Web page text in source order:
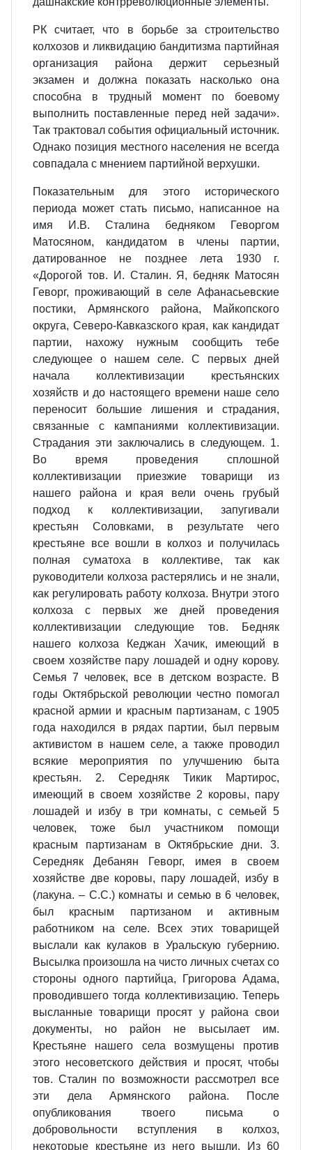
РК считает, что в борьбе за строительство
колхозов и ликвидацию бандитизма партийная
организация района держит серьезный
экзамен и должна показать насколько она
способна в трудный момент по боевому
выполнить поставленные перед ней задачи».
Так трактовал события официальный источник.
Однако позиция местного населения не всегда
совпадала с мнением партийной верхушки.
Показательным для этого исторического
периода может стать письмо, написанное на
имя И.В. Сталина бедняком Геворгом
Матосяном, кандидатом в члены партии,
датированное не позднее лета 1930 г.
«Дорогой тов. И. Сталин. Я, бедняк Матосян
Геворг, проживающий в селе Афанасьевские
постики, Армянского района, Майкопского
округа, Северо-Кавказского края, как кандидат
партии, нахожу нужным сообщить тебе
следующее о нашем селе. С первых дней
начала коллективизации крестьянских
хозяйств и до настоящего времени наше село
переносит большие лишения и страдания,
связанные с кампаниями коллективизации.
Страдания эти заключались в следующем. 1.
Во время проведения сплошной
коллективизации приезжие товарищи из
нашего района и края вели очень грубый
подход к коллективизации, запугивали
крестьян Соловками, в результате чего
крестьяне все вошли в колхоз и получилась
полная суматоха в коллективе, так как
руководители колхоза растерялись и не знали,
как регулировать работу колхоза. Внутри этого
колхоза с первых же дней проведения
коллективизации следующие тов. Бедняк
нашего колхоза Кеджан Хачик, имеющий в
своем хозяйстве пару лошадей и одну корову.
Семья 7 человек, все в детском возрасте. В
годы Октябрьской революции честно помогал
красной армии и красным партизанам, с 1905
года находился в рядах партии, был первым
активистом в нашем селе, а также проводил
всякие мероприятия по улучшению быта
крестьян. 2. Середняк Тикик Мартирос,
имеющий в своем хозяйстве 2 коровы, пару
лошадей и избу в три комнаты, с семьей 5
человек, тоже был участником помощи
красным партизанам в Октябрьские дни. 3.
Середняк Дебанян Геворг, имея в своем
хозяйстве две коровы, пару лошадей, избу в
(лакуна. – С.С.) комнаты и семью в 6 человек,
был красным партизаном и активным
работником на селе. Всех этих товарищей
выслали как кулаков в Уральскую губернию.
Высылка произошла на чисто личных счетах со
стороны одного партийца, Григорова Адама,
проводившего тогда коллективизацию. Теперь
высланные товарищи просят у района свои
документы, но район не высылает им.
Крестьяне нашего села возмущены против
этого несоветского действия и просят, чтобы
тов. Сталин по возможности рассмотрел все
эти дела Армянского района. После
опубликования твоего письма о
добровольности вступления в колхоз,
некоторые крестьяне из него вышли. Из 60